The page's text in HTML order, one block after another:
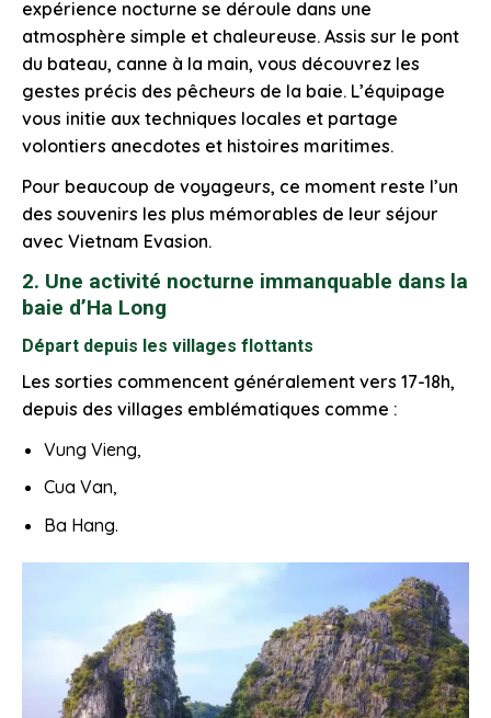
expérience nocturne se déroule dans une
atmosphère simple et chaleureuse. Assis sur le pont
du bateau, canne à la main, vous découvrez les
gestes précis des pêcheurs de la baie. L’équipage
vous initie aux techniques locales et partage
volontiers anecdotes et histoires maritimes.
Pour beaucoup de voyageurs, ce moment reste l’un
des souvenirs les plus mémorables de leur séjour
avec Vietnam Evasion.
2. Une activité nocturne immanquable dans la
baie d’Ha Long
Départ depuis les villages flottants
Les sorties commencent généralement vers 17-18h,
depuis des villages emblématiques comme :
Vung Vieng,
Cua Van,
Ba Hang.